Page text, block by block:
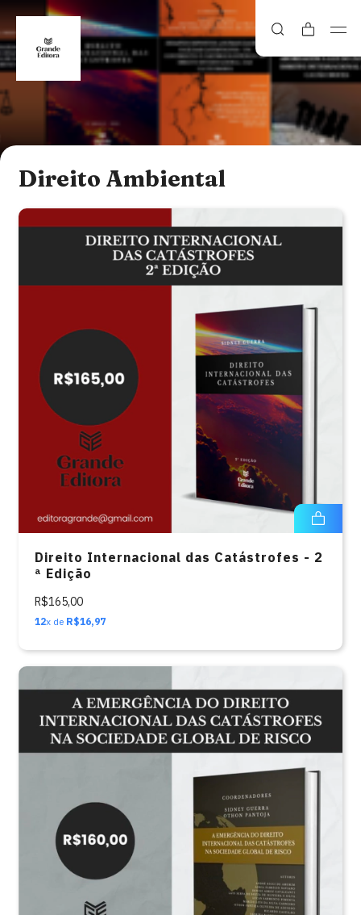
Direito Ambiental
Direito Internacional das Catástrofes - 2
ª Edição
R$165,00
12x de R$16,97